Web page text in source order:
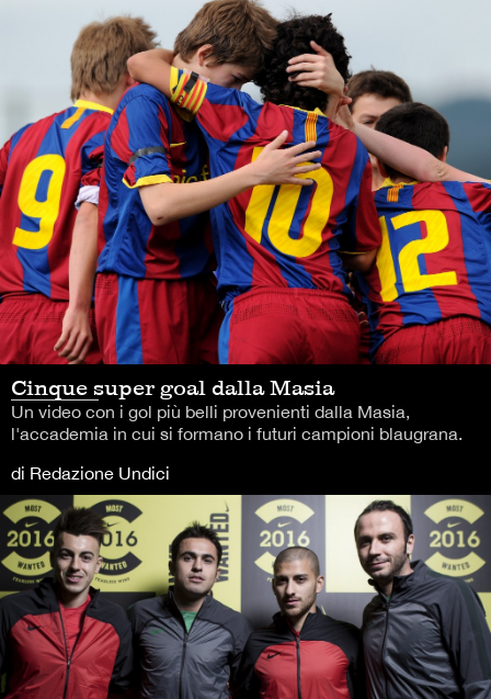
Cinque super goal dalla Masia
Un video con i gol più belli provenienti dalla Masia,
l'accademia in cui si formano i futuri campioni blaugrana.
di Redazione Undici